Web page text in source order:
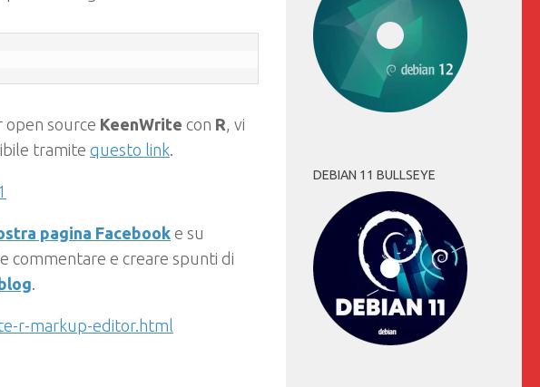
open source KeenWrite con R, vi
tramite questo link.
pagina Facebook e su
commentare e creare spunti di
blog.
r-markup-editor.html
DEBIAN 11 BULLSEYE